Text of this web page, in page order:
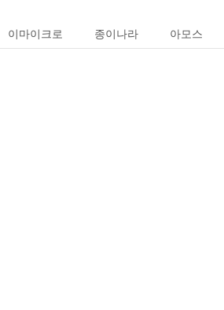
이마이크로 종이나라 아모스